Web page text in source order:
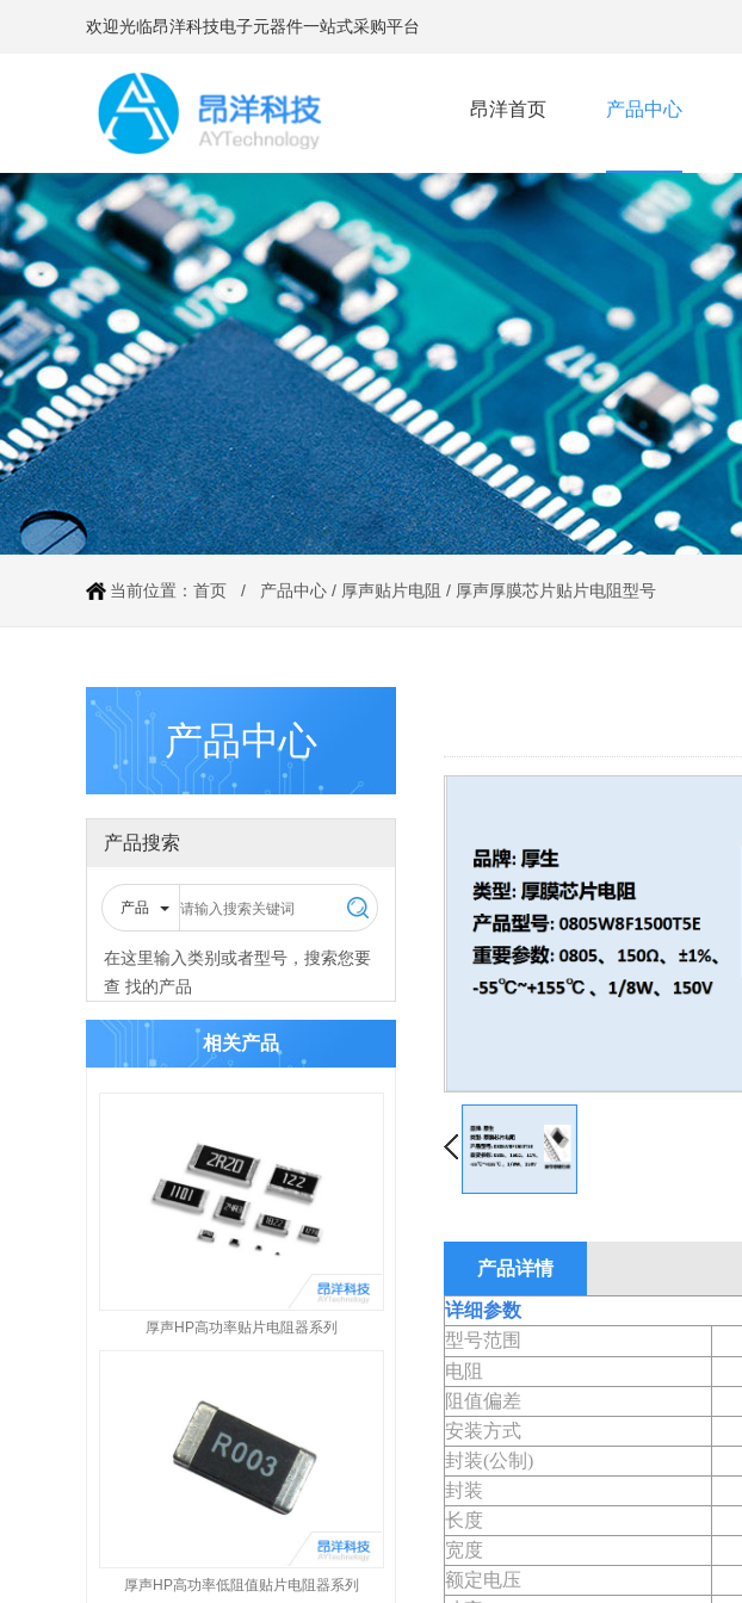
欢迎光临昂洋科技电子元器件一站式采购平台
昂洋首页 产品中心
当前位置： 首页 / 产品中心 / 厚声贴片电阻 / 厚声厚膜芯片贴片电阻型号
产品中心
产品搜索
产品
在这里输入类别或者型号，搜索您要
查 找的产品
相关产品
厚声HP高功率贴片电阻器系列
厚声HP高功率低阻值贴片电阻器系列
产品详情
详细参数
型号范围
电阻
阻值偏差
安装方式
封装(公制)
封装
长度
宽度
额定电压